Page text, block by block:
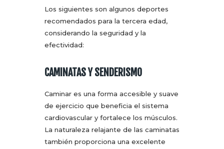
Los siguientes son algunos deportes
recomendados para la tercera edad,
considerando la seguridad y la
efectividad:
CAMINATAS Y SENDERISMO
Caminar es una forma accesible y suave
de ejercicio que beneficia el sistema
cardiovascular y fortalece los músculos.
La naturaleza relajante de las caminatas
también proporciona una excelente